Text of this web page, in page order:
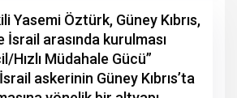
Yasemi Öztürk, Güney Kıbrıs,
İsrail arasında kurulması
Hızlı Müdahale Gücü”
askerinin Güney Kıbrıs’ta